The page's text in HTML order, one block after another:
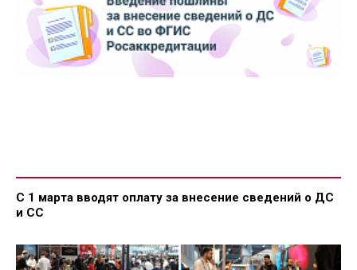
С 1 марта вводят оплату за внесение сведений о ДС
и СС